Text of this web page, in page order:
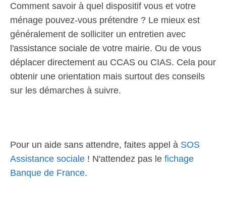
Comment savoir à quel dispositif vous et votre
ménage pouvez-vous prétendre ? Le mieux est
généralement de solliciter un entretien avec
l'assistance sociale de votre mairie. Ou de vous
déplacer directement au CCAS ou CIAS. Cela pour
obtenir une orientation mais surtout des conseils
sur les démarches à suivre.
Pour un aide sans attendre, faites appel à SOS
Assistance sociale ! N'attendez pas le fichage
Banque de France.